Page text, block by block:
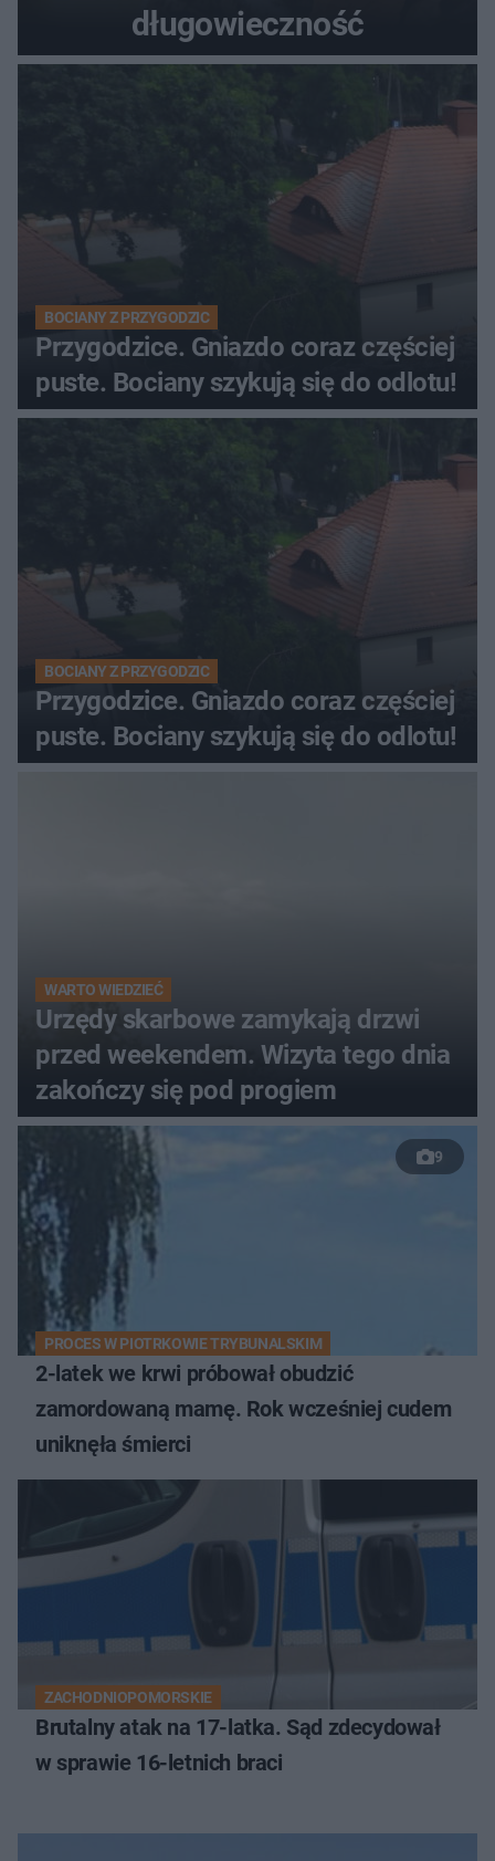
długowieczność
BOCIANY Z PRZYGODZIC
Przygodzice. Gniazdo coraz częściej
puste. Bociany szykują się do odlotu!
BOCIANY Z PRZYGODZIC
Przygodzice. Gniazdo coraz częściej
puste. Bociany szykują się do odlotu!
WARTO WIEDZIEĆ
Urzędy skarbowe zamykają drzwi
przed weekendem. Wizyta tego dnia
zakończy się pod progiem
9
PROCES W PIOTRKOWIE TRYBUNALSKIM
2-latek we krwi próbował obudzić
zamordowaną mamę. Rok wcześniej cudem
uniknęła śmierci
ZACHODNIOPOMORSKIE
Brutalny atak na 17-latka. Sąd zdecydował
w sprawie 16-letnich braci